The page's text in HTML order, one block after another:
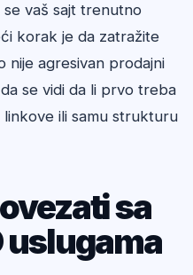
vaš sajt trenutno
korak je da zatražite
nije agresivan prodajni
se vidi da li prvo treba
ili samu strukturu
sa
uslugama